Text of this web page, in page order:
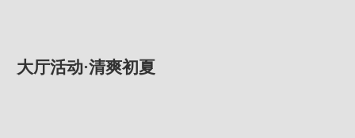
大厅活动·清爽初夏